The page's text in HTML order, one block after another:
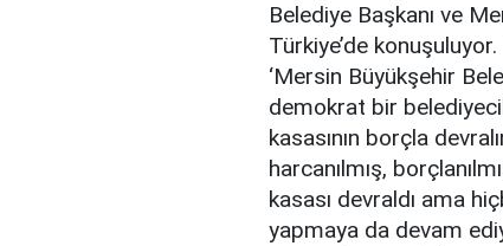
Belediye Başkanı ve
Türkiye’de
‘Mersin Büyükşehir
demokrat bir
kasasının borçla
harcanılmış,
kasası devraldı ama
yapmaya da devam